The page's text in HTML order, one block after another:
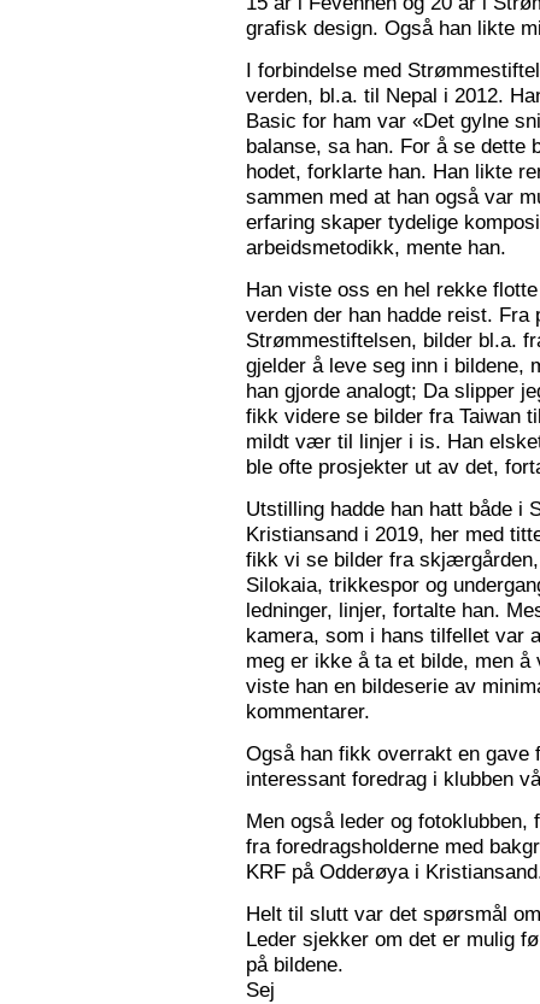
grafisk design. Også han likte
I forbindelse med
verden, bl.a. til Nepal i 2012.
Basic for ham var «Det gylne
balanse, sa han. For å se dette
hodet, forklarte han. Han likte
sammen med at han også var
erfaring skaper tydelige
arbeidsmetodikk, mente han.
Han viste oss en hel rekke
verden der han hadde reist. Fra
Strømmestiftelsen, bilder bl.a.
gjelder å leve seg inn i bildene,
han gjorde analogt; Da slipper
fikk videre se bilder fra Taiwan
mildt vær til linjer i is. Han
ble ofte prosjekter ut av det,
Utstilling hadde han hatt både i
Kristiansand i 2019, her med
fikk vi se bilder fra
Silokaia, trikkespor og
ledninger, linjer, fortalte han.
kamera, som i hans tilfellet var
meg er ikke å ta et bilde, men
viste han en bildeserie av
kommentarer.
Også han fikk overrakt en gave
interessant foredrag i klubben
Men også leder og
fra foredragsholderne med
KRF på Odderøya i
Helt til slutt var det spørsmål
Leder sjekker om det er mulig
på bildene.
Sej